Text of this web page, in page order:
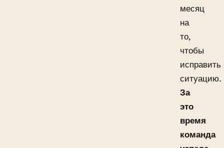
месяц
на
то,
чтобы
исправить
ситуацию.
За
это
время
команда